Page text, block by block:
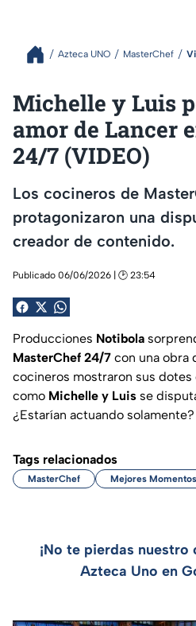
Azteca UNO MasterChef
Michelle y Luis
amor de Lancer
24/7 (VIDEO)
Los cocineros de
protagonizaron una
creador de contenido.
Publicado 06/06/2026 | 🕑 23:54
Producciones Notibola
MasterChef 24/7 con una obra
cocineros mostraron sus dotes
como Michelle y Luis se
¿Estarían actuando solamente?
Tags relacionados
MasterChef Mejores
¡No te pierdas
Azteca Uno en